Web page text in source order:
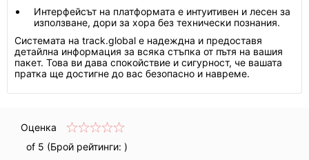
Интерфейсът на платформата е интуитивен и лесен за
използване, дори за хора без технически познания.
Системата на track.global е надеждна и предоставя
детайлна информация за всяка стъпка от пътя на вашия
пакет. Това ви дава спокойствие и сигурност, че вашата
пратка ще достигне до вас безопасно и навреме.
Оценка
of 5 (Брой рейтинги: )